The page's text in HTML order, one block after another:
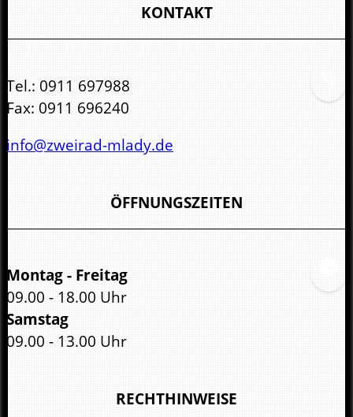
KONTAKT
Tel.: 0911 697988
Fax: 0911 696240
info@zweirad-mlady.de
ÖFFNUNGSZEITEN
Montag - Freitag
09.00 - 18.00 Uhr
Samstag
09.00 - 13.00 Uhr
RECHTHINWEISE